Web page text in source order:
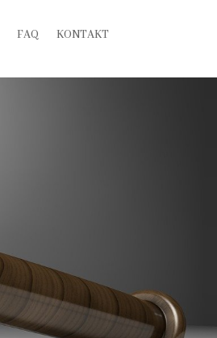
FAQ KONTAKT